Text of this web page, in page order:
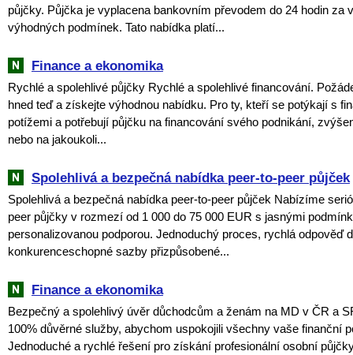
půjčky. Půjčka je vyplacena bankovním převodem do 24 hodin za
výhodných podmínek. Tato nabídka platí...
Finance a ekonomika
Rychlé a spolehlivé půjčky Rychlé a spolehlivé financování.
hned teď a získejte výhodnou nabídku. Pro ty, kteří se potýkají s
potížemi a potřebují půjčku na financování svého podnikání,
nebo na jakoukoli...
Spolehlivá a bezpečná nabídka peer-to-peer půjček
Spolehlivá a bezpečná nabídka peer-to-peer půjček Nabízíme
peer půjčky v rozmezí od 1 000 do 75 000 EUR s jasnými
personalizovanou podporou. Jednoduchý proces, rychlá odpověď
konkurenceschopné sazby přizpůsobené...
Finance a ekonomika
Bezpečný a spolehlivý úvěr důchodcům a ženám na MD v ČR a
100% důvěrné služby, abychom uspokojili všechny vaše finanční
Jednoduché a rychlé řešení pro získání profesionální osobní